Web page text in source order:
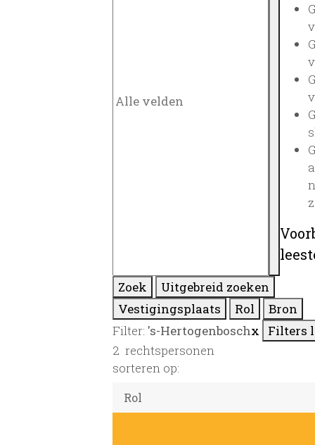
Zoek
Uitgebreid zoeken
Vestigingsplaats
Rol
Bron
Filter: 's-Hertogenboschx
Filters
2 rechtspersonen
sorteren op: